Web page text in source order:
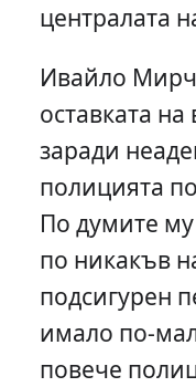
централата
Ивайло
оставката
заради
полицията
По думите
по никакъв
подсигурен
имало по-
повече